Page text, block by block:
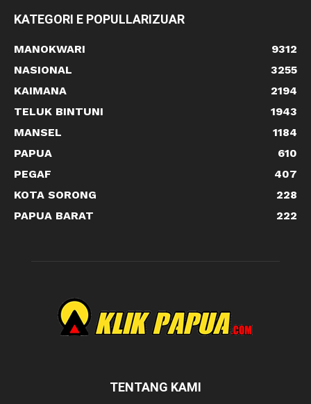
KATEGORI E POPULLARIZUAR
MANOKWARI
9312
NASIONAL
3255
KAIMANA
2194
TELUK BINTUNI
1943
MANSEL
1184
PAPUA
610
PEGAF
407
KOTA SORONG
228
PAPUA BARAT
222
TENTANG KAMI